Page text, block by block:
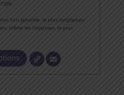
loin possible, le plus longtemps
même les impasses, le plus